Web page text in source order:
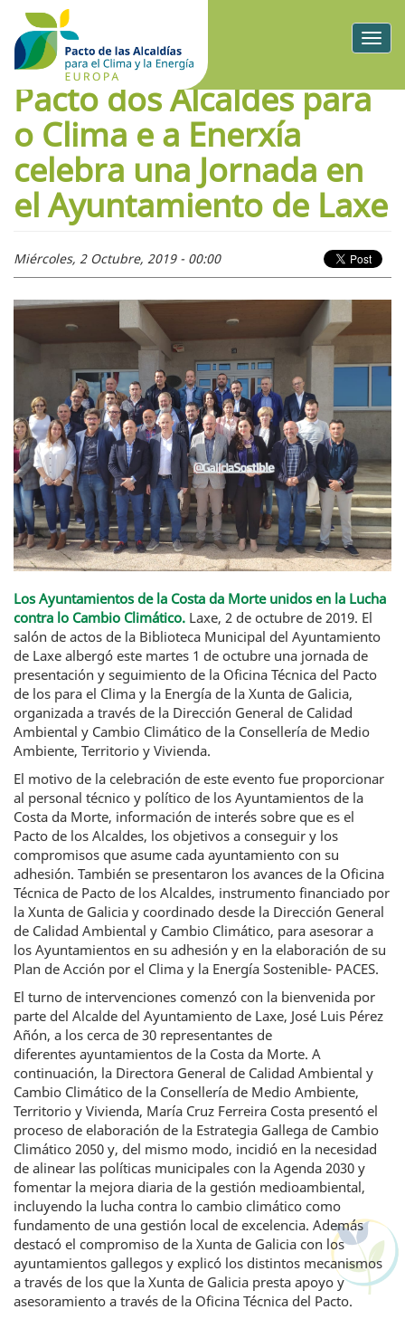
Pacto dos Alcaldes para
o Clima e a Enerxía
celebra una Jornada en
el Ayuntamiento de Laxe
Miércoles, 2 Octubre, 2019 - 00:00
Los Ayuntamientos de la Costa da Morte unidos en la Lucha
contra lo Cambio Climático. Laxe, 2 de octubre de 2019. El
salón de actos de la Biblioteca Municipal del Ayuntamiento
de Laxe albergó este martes 1 de octubre una jornada de
presentación y seguimiento de la Oficina Técnica del Pacto
de los para el Clima y la Energía de la Xunta de Galicia,
organizada a través de la Dirección General de Calidad
Ambiental y Cambio Climático de la Consellería de Medio
Ambiente, Territorio y Vivienda.
El motivo de la celebración de este evento fue proporcionar
al personal técnico y político de los Ayuntamientos de la
Costa da Morte, información de interés sobre que es el
Pacto de los Alcaldes, los objetivos a conseguir y los
compromisos que asume cada ayuntamiento con su
adhesión. También se presentaron los avances de la Oficina
Técnica de Pacto de los Alcaldes, instrumento financiado por
la Xunta de Galicia y coordinado desde la Dirección General
de Calidad Ambiental y Cambio Climático, para asesorar a
los Ayuntamientos en su adhesión y en la elaboración de su
Plan de Acción por el Clima y la Energía Sostenible- PACES.
El turno de intervenciones comenzó con la bienvenida por
parte del Alcalde del Ayuntamiento de Laxe, José Luis Pérez
Añón, a los cerca de 30 representantes de
diferentes ayuntamientos de la Costa da Morte. A
continuación, la Directora General de Calidad Ambiental y
Cambio Climático de la Consellería de Medio Ambiente,
Territorio y Vivienda, María Cruz Ferreira Costa presentó el
proceso de elaboración de la Estrategia Gallega de Cambio
Climático 2050 y, del mismo modo, incidió en la necesidad
de alinear las políticas municipales con la Agenda 2030 y
fomentar la mejora diaria de la gestión medioambiental,
incluyendo la lucha contra lo cambio climático como
fundamento de una gestión local de excelencia. Además
destacó el compromiso de la Xunta de Galicia con los
ayuntamientos gallegos y explicó los distintos mecanismos
a través de los que la Xunta de Galicia presta apoyo y
asesoramiento a través de la Oficina Técnica del Pacto.